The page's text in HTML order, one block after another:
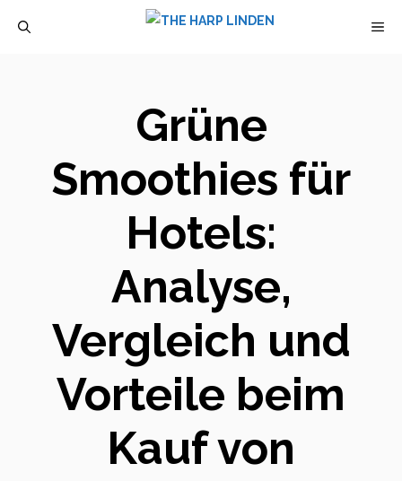
Grüne
Smoothies für
Hotels:
Analyse,
Vergleich und
Vorteile beim
Kauf von